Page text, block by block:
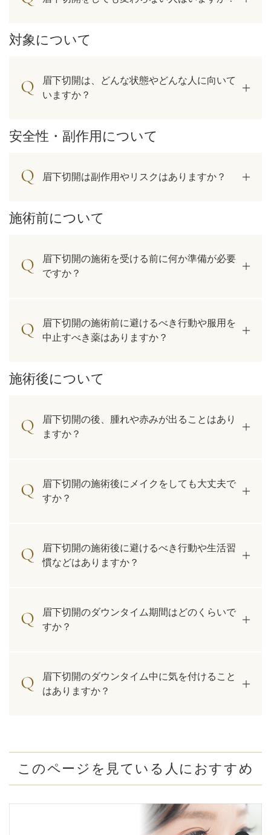
対象について
眉下切開は、どんな状態やどんな人に向いて
いますか？
安全性・副作用について
眉下切開は副作用やリスクはありますか？
施術前について
眉下切開の施術を受ける前に何か準備が必要
ですか？
眉下切開の施術前に避けるべき行動や服用を
中止すべき薬はありますか？
施術後について
眉下切開の後、腫れや赤みが出ることはあり
ますか？
眉下切開の施術後にメイクをしても大丈夫で
すか？
眉下切開の施術後に避けるべき行動や生活習
慣などはありますか？
眉下切開のダウンタイム期間はどのくらいで
すか？
眉下切開のダウンタイム中に気を付けること
はありますか？
このページを見ている人におすすめ